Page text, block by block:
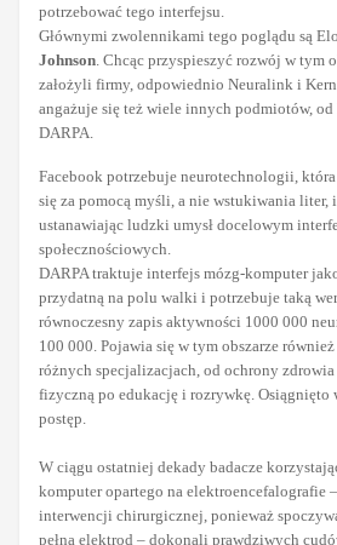
potrzebować tego interfejsu.
Głównymi zwolennikami tego poglądu są
Johnson . Chcąc przyspieszyć rozwój w tym
założyli firmy, odpowiednio Neuralink i
angażuje się też wiele innych podmiotów,
DARPA.
Facebook potrzebuje neurotechnologii,
się za pomocą myśli, a nie wstukiwania liter,
ustanawiając ludzki umysł docelowym
społecznościowych.
DARPA traktuje interfejs mózg-komputer
przydatną na polu walki i potrzebuje taką
równoczesny zapis aktywności 1000 000
100 000. Pojawia się w tym obszarze
różnych specjalizacjach, od ochrony
fizyczną po edukację i rozrywkę. Osiągnięto
postęp.
W ciągu ostatniej dekady badacze
komputer opartego na elektroencefalografie
interwencji chirurgicznej, ponieważ
pełna elektrod – dokonali prawdziwych